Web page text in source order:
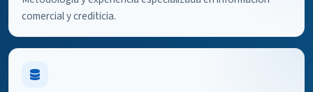
comercial y crediticia.